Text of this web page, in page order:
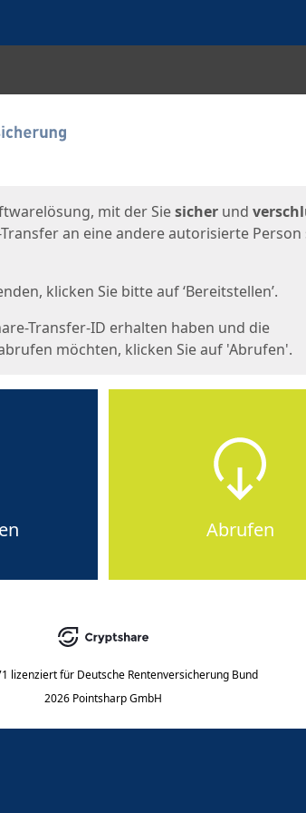
mit der Siesicher und
an eine andere autorisierte Person
klicken Sie bitte auf ‘Bereitstellen’.
Transfer-ID erhalten haben und die
möchten, klicken Sie auf 'Abrufen'.
Abrufen
lizenziert für Deutsche Rentenversicherung Bund
2026 Pointsharp GmbH